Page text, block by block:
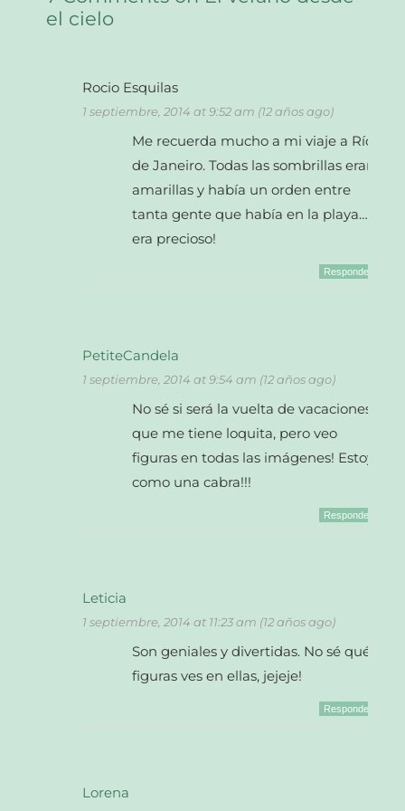
el cielo
Rocio Esquilas
1 septiembre, 2014 at 9:52 am (12 años ago)
Me recuerda mucho a mi viaje a Río
de Janeiro. Todas las sombrillas eran
amarillas y había un orden entre
tanta gente que había en la playa…
era precioso!
Responder
PetiteCandela
1 septiembre, 2014 at 9:54 am (12 años ago)
No sé si será la vuelta de vacaciones
que me tiene loquita, pero veo
figuras en todas las imágenes! Estoy
como una cabra!!!
Responder
Leticia
1 septiembre, 2014 at 11:23 am (12 años ago)
Son geniales y divertidas. No sé qué
figuras ves en ellas, jejeje!
Responder
Lorena